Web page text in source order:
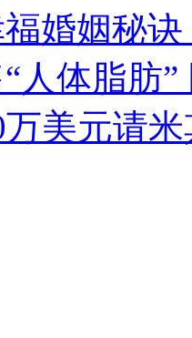
婚姻秘
人体脂肪
美元请